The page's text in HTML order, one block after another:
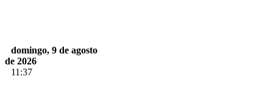
domingo, 9 de agosto
de 2026
11:37